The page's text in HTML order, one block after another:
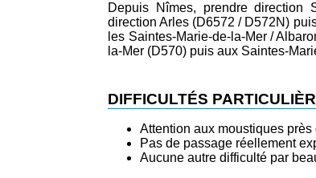
Depuis Nîmes, prendre direction
direction Arles (D6572 / D572N)
les Saintes-Marie-de-la-Mer /
la-Mer (D570) puis aux Saintes-
DIFFICULTÉS
Attention aux moustiques
Pas de passage réellement
Aucune autre difficulté par